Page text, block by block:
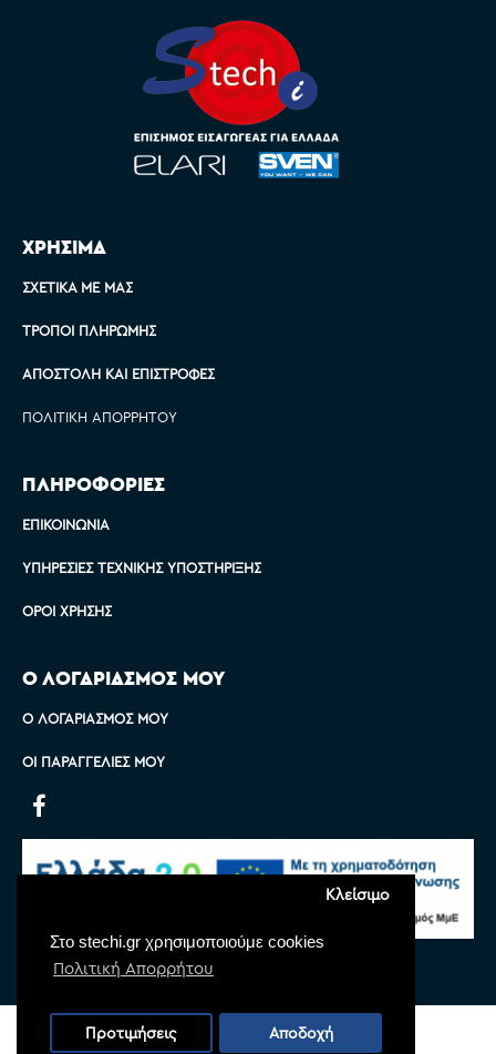
Στο stechi.gr χρησιμοποιούμε cookies
Πολιτική Απορρήτου
Κλείσιμο
Προτιμήσεις Αποδοχή
ΧΡΗΣΙΜΑ
ΣΧΕΤΙΚΆ ΜΕ ΜΑΣ
ΤΡΌΠΟΙ ΠΛΗΡΩΜΉΣ
ΑΠΟΣΤΟΛΉ ΚΑΙ ΕΠΙΣΤΡΟΦΈΣ
ΠΟΛΙΤΙΚΉ ΑΠΟΡΡΉΤΟΥ
ΠΛΗΡΟΦΟΡΙΕΣ
ΕΠΙΚΟΙΝΩΝΊΑ
ΥΠΗΡΕΣΊΕΣ ΤΕΧΝΙΚΉΣ ΥΠΟΣΤΉΡΙΞΗΣ
ΌΡΟΙ ΧΡΉΣΗΣ
Ο ΛΟΓΑΡΙΑΣΜΟΣ ΜΟΥ
Ο ΛΟΓΑΡΙΑΣΜΌΣ ΜΟΥ
ΟΙ ΠΑΡΑΓΓΕΛΊΕΣ ΜΟΥ
Copyright © 2022 Stechi, All Rights Reserved
Powered by
Monoware Web